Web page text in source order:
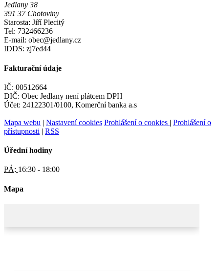
Jedlany 38
391 37 Chotoviny
Starosta: Jiří Plecitý
Tel: 732466236
E-mail: obec@jedlany.cz
IDDS: zj7ed44
Fakturační údaje
IČ: 00512664
DIČ: Obec Jedlany není plátcem DPH
Účet: 24122301/0100, Komerční banka a.s
Mapa webu | Nastavení cookies Prohlášení o cookies | Prohlášení o
přístupnosti | RSS
Úřední hodiny
PÁ: 16:30 - 18:00
Mapa